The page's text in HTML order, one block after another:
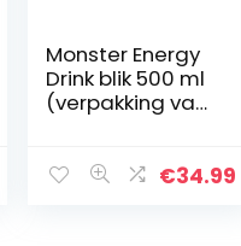
Monster Energy
Drink blik 500 ml
(verpakking van
€34.99